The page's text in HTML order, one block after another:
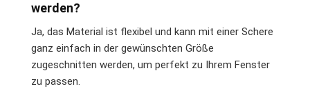
werden?
Ja, das Material ist flexibel und kann mit einer Schere
ganz einfach in der gewünschten Größe
zugeschnitten werden, um perfekt zu Ihrem Fenster
zu passen.